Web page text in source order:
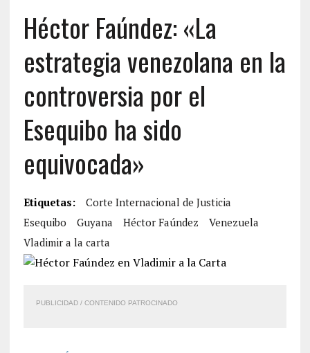
Héctor Faúndez: «La
estrategia venezolana en la
controversia por el
Esequibo ha sido
equivocada»
Etiquetas:
Corte Internacional de Justicia
Esequibo
Guyana Héctor Faúndez
Venezuela
Vladimir a la carta
PUBLICIDAD / CONTENIDO PATROCINADO